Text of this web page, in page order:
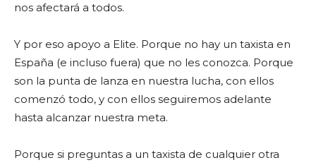
nos afectará a todos.
Y por eso apoyo a Elite. Porque no hay un taxista en
España (e incluso fuera) que no les conozca. Porque
son la punta de lanza en nuestra lucha, con ellos
comenzó todo, y con ellos seguiremos adelante
hasta alcanzar nuestra meta.
Porque si preguntas a un taxista de cualquier otra